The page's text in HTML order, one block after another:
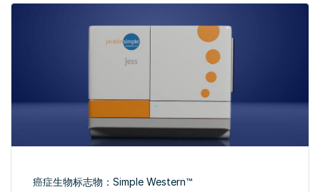
癌症生物标志物：Simple Western™